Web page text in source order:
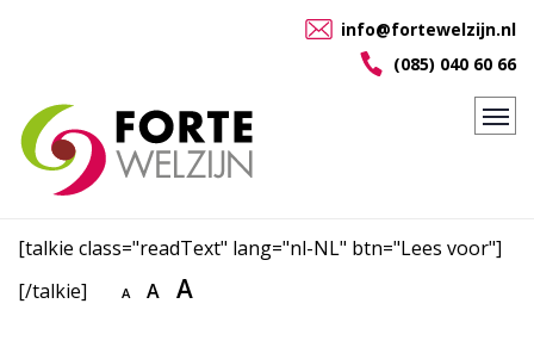
info@fortewelzijn.nl
(085) 040 60 66
[talkie class="readText" lang="nl-NL" btn="Lees voor"]
[/talkie]
A A A